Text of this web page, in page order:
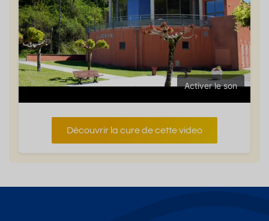
Activer le son
Découvrir la cure de cette video